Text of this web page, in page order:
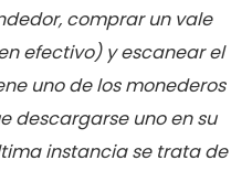
comprar un vale
efectivo) y escanear el
uno de los monederos
descargarse uno en su
instancia se trata de